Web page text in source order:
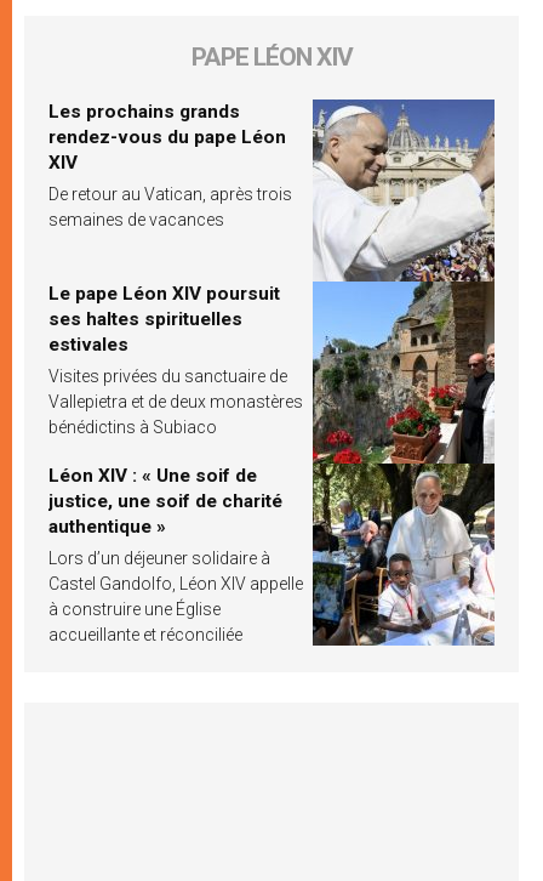
PAPE LÉON XIV
Les prochains grands
rendez-vous du pape Léon
XIV
De retour au Vatican, après trois
semaines de vacances
Le pape Léon XIV poursuit
ses haltes spirituelles
estivales
Visites privées du sanctuaire de
Vallepietra et de deux monastères
bénédictins à Subiaco
Léon XIV : « Une soif de
justice, une soif de charité
authentique »
Lors d’un déjeuner solidaire à
Castel Gandolfo, Léon XIV appelle
à construire une Église
accueillante et réconciliée